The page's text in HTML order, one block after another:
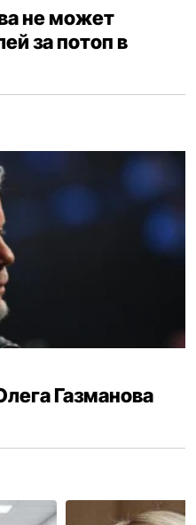
не может
за потоп в
Газманова